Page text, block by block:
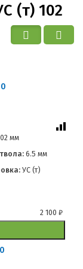
(т) 102
мм
6.5 мм
УС (т)
2 100₽